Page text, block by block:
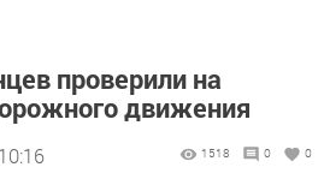
проверили на
движения
1518 0 0